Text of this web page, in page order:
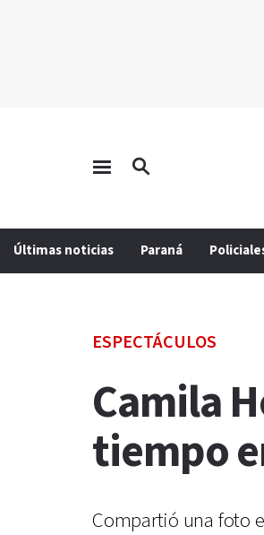
Últimas noticias Paraná
ESPECTÁCULOS
Camila
tiempo
Compartió una foto